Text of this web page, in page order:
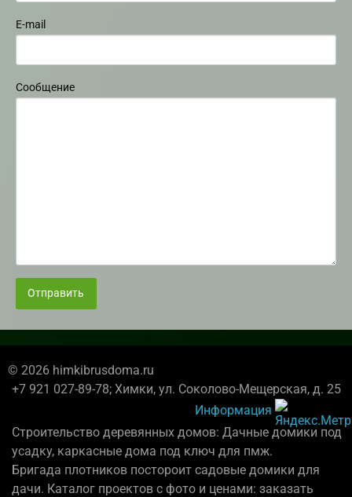
E-mail
Сообщение
Отправить
© 2026 himkibrusdoma.ru
+7 921 027-89-78; Химки, ул. Соколово-Мещерская, д. 25
Информация
Строительство деревянных домов: Дачные домики под
усадку, каркасные дома под ключ для пмж.
Бригада плотников постороит садовые домики для
дачи. Каталог проектов с фото и ценами: заказать